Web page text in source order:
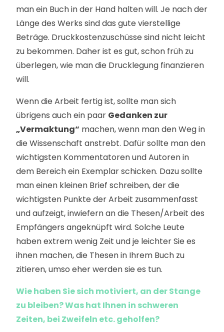
man ein Buch in der Hand halten will. Je nach der
Länge des Werks sind das gute vierstellige
Beträge. Druckkostenzuschüsse sind nicht leicht
zu bekommen. Daher ist es gut, schon früh zu
überlegen, wie man die Drucklegung finanzieren
will.
Wenn die Arbeit fertig ist, sollte man sich
übrigens auch ein paar Gedanken zur
„Vermaktung“ machen, wenn man den Weg in
die Wissenschaft anstrebt. Dafür sollte man den
wichtigsten Kommentatoren und Autoren in
dem Bereich ein Exemplar schicken. Dazu sollte
man einen kleinen Brief schreiben, der die
wichtigsten Punkte der Arbeit zusammenfasst
und aufzeigt, inwiefern an die Thesen/Arbeit des
Empfängers angeknüpft wird. Solche Leute
haben extrem wenig Zeit und je leichter Sie es
ihnen machen, die Thesen in Ihrem Buch zu
zitieren, umso eher werden sie es tun.
Wie haben Sie sich motiviert, an der Stange
zu bleiben? Was hat Ihnen in schweren
Zeiten, bei Zweifeln etc. geholfen?